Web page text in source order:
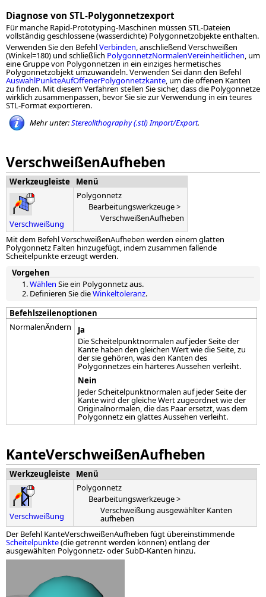
Diagnose von STL-Polygonnetzexport
Für manche Rapid-Prototyping-Maschinen müssen STL-Dateien
vollständig geschlossene (wasserdichte) Polygonnetzobjekte enthalten.
Verwenden Sie den BefehlVerbinden, anschließend Verschweißen
(Winkel=180) und schließlich PolygonnetzNormalenVereinheitlichen, um
eine Gruppe von Polygonnetzen in ein einziges hermetisches
Polygonnetzobjekt umzuwandeln. Verwenden Sei dann den Befehl
AuswahlPunkteAufOffenerPolygonnetzkante, um die offenen Kanten
zu finden. Mit diesem Verfahren stellen Sie sicher, dass die Polygonnetze
wirklich zusammenpassen, bevor Sie sie zur Verwendung in ein teures
STL-Format exportieren.
Mehr unter:Stereolithography (.stl) Import/Export.
VerschweißenAufheben
Werkzeugleiste Menü
Verschweißung
Polygonnetz
Bearbeitungswerkzeuge >
VerschweißenAufheben
Mit dem Befehl VerschweißenAufheben werden einem glatten
Polygonnetz Falten hinzugefügt, indem zusammen fallende
Scheitelpunkte erzeugt werden.
Vorgehen
Wählen Sie ein Polygonnetz aus.
Definieren Sie dieWinkeltoleranz.
Befehlszeilenoptionen
NormalenÄndern
Ja
Die Scheitelpunktnormalen auf jeder Seite der
Kante haben den gleichen Wert wie die Seite, zu
der sie gehören, was den Kanten des
Polygonnetzes ein härteres Aussehen verleiht.
Nein
Jeder Scheitelpunktnormalen auf jeder Seite der
Kante wird der gleiche Wert zugeordnet wie der
Originalnormalen, die das Paar ersetzt, was dem
Polygonnetz ein glattes Aussehen verleiht.
KanteVerschweißenAufheben
Werkzeugleiste Menü
Verschweißung
Polygonnetz
Bearbeitungswerkzeuge >
Verschweißung ausgewählter Kanten
aufheben
Der Befehl KanteVerschweißenAufheben fügt übereinstimmende
Scheitelpunkte(die getrennt werden können) entlang der
ausgewählten Polygonnetz- oder SubD-Kanten hinzu.